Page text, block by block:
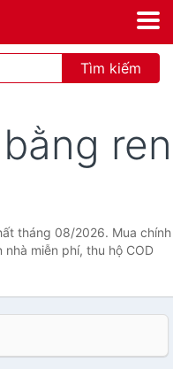
Tìm kiếm
ren
tháng 08/2026. Mua chính
miễn phí, thu hộ COD